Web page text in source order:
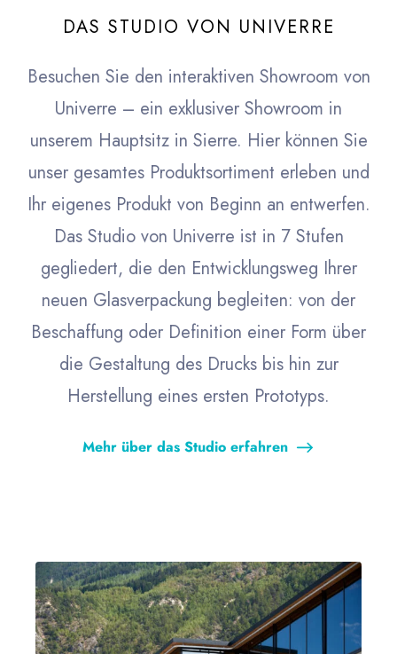
DAS STUDIO VON UNIVERRE
Besuchen Sie den interaktiven Showroom von
Univerre – ein exklusiver Showroom in
unserem Hauptsitz in Sierre. Hier können Sie
unser gesamtes Produktsortiment erleben und
Ihr eigenes Produkt von Beginn an entwerfen.
Das Studio von Univerre ist in 7 Stufen
gegliedert, die den Entwicklungsweg Ihrer
neuen Glasverpackung begleiten: von der
Beschaffung oder Definition einer Form über
die Gestaltung des Drucks bis hin zur
Herstellung eines ersten Prototyps.
Mehr über das Studio erfahren